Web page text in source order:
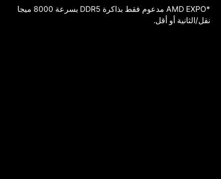
*AMD EXPO مدعوم فقط بذاكرة DDR5 بسرعة 8000 ميجا
نقل/الثانية أو أقل.